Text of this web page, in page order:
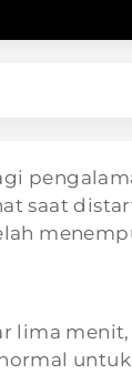
saat
lima
untuk